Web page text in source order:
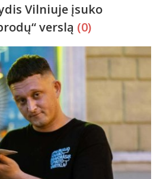
Vilniuje įsuko
verslą (0)